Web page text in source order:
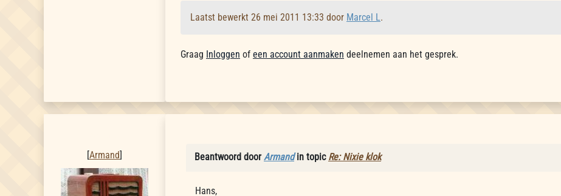
Laatst bewerkt 26 mei 2011 13:33 door Marcel L.
Graag Inloggen of een account aanmaken deelnemen aan het gesprek.
[Armand] Beantwoord doorArmandin topic Re: Nixie klok
Hans,